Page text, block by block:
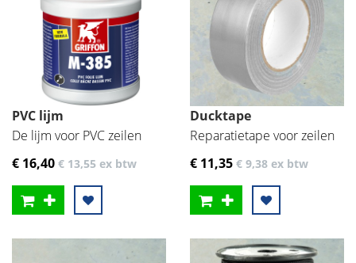
PVC lijm
De lijm voor PVC zeilen
€ 16,40 € 13,55 ex btw
Ducktape
Reparatietape voor zeilen
€ 11,35 € 9,38 ex btw